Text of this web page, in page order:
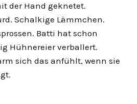
der Hand geknetet.
Schalkige Lämmchen.
Batti hat schon
Hühnereier verballert.
sich das anfühlt, wenn sie